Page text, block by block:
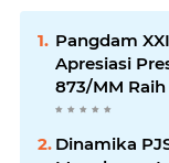
Pangdam
Apresiasi
873/MM
PSM TNI AD
TNI AD TA
Dinamika